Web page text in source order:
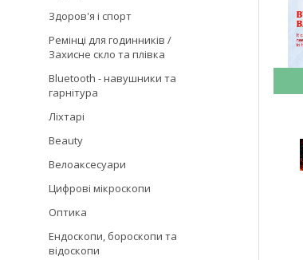
Здоров'я і спорт
Ремінці для годинників /
Захисне скло та плівка
Bluetooth - навушники та
гарнітура
Ліхтарі
Beauty
Велоаксесуари
Цифрові мікроскопи
Оптика
Ендоскопи, бороскопи та
відоскопи